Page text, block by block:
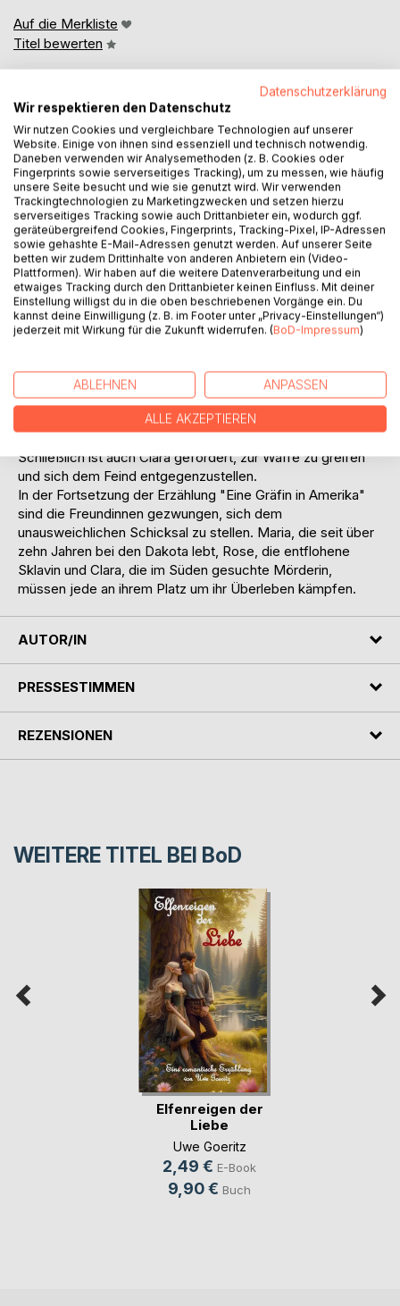
Auf die Merkliste
Titel bewerten
BESCHREIBUNG
"Zwei Frauen unterm Sternenbanner"
Altersempfehlung: ab 16 Jahre
Die USA im Jahre 1862. Der Bürgerkrieg zerreißt das Land
in Norden und Süden. Clara hatte erwartet, dass sie so weit
bleiben würde, doch dann bricht ihre Partnerin, die
ehemalige Sklavin Rose, auf, um ihre Mutter aus der
Sklaverei zu befreien, doch schnell stellt die junge Frau
fest, dass dies ein tödlicher Einfall gewesen war.
Schließlich ist auch Clara gefordert, zur Waffe zu greifen
und sich dem Feind entgegenzustellen.
In der Fortsetzung der Erzählung "Eine Gräfin in Amerika"
sind die Freundinnen gezwungen, sich dem
unausweichlichen Schicksal zu stellen. Maria, die seit über
zehn Jahren bei den Dakota lebt, Rose, die entflohene
Sklavin und Clara, die im Süden gesuchte Mörderin,
müssen jede an ihrem Platz um ihr Überleben kämpfen.
AUTOR/IN
PRESSESTIMMEN
REZENSIONEN
WEITERE TITEL BEI BoD
Elfenreigen der
Liebe
Uwe Goeritz
2,49 € E-Book
9,90 € Buch
Datenschutzerklärung
Wir respektieren den Datenschutz
Wir nutzen Cookies und vergleichbare Technologien auf unserer
Website. Einige von ihnen sind essenziell und technisch notwendig.
Daneben verwenden wir Analysemethoden (z. B. Cookies oder
Fingerprints sowie serverseitiges Tracking), um zu messen, wie häufig
unsere Seite besucht und wie sie genutzt wird. Wir verwenden
Trackingtechnologien zu Marketingzwecken und setzen hierzu
serverseitiges Tracking sowie auch Drittanbieter ein, wodurch ggf.
geräteübergreifend Cookies, Fingerprints, Tracking-Pixel, IP-Adressen
sowie gehashte E-Mail-Adressen genutzt werden. Auf unserer Seite
betten wir zudem Drittinhalte von anderen Anbietern ein (Video-
Plattformen). Wir haben auf die weitere Datenverarbeitung und ein
etwaiges Tracking durch den Drittanbieter keinen Einfluss. Mit deiner
Einstellung willigst du in die oben beschriebenen Vorgänge ein. Du
kannst deine Einwilligung (z. B. im Footer unter „Privacy-Einstellungen“)
jederzeit mit Wirkung für die Zukunft widerrufen. (BoD-Impressum)
ABLEHNEN ANPASSEN
ALLE AKZEPTIEREN